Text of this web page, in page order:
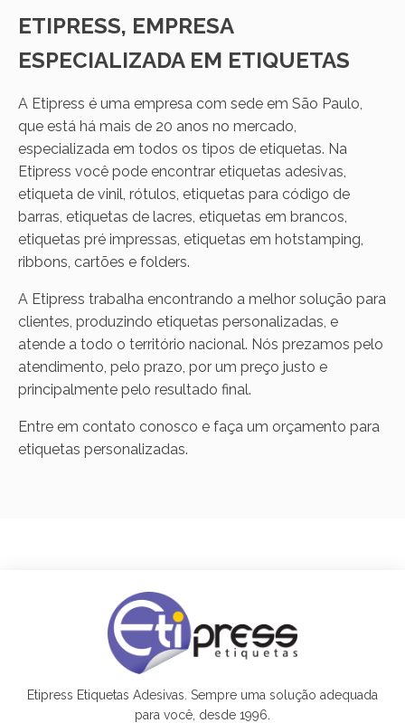
ETIPRESS, EMPRESA
ESPECIALIZADA EM ETIQUETAS
A Etipress é uma empresa com sede em São Paulo,
que está há mais de 20 anos no mercado,
especializada em todos os tipos de etiquetas. Na
Etipress você pode encontrar etiquetas adesivas,
etiqueta de vinil, rótulos, etiquetas para código de
barras, etiquetas de lacres, etiquetas em brancos,
etiquetas pré impressas, etiquetas em hotstamping,
ribbons, cartões e folders.
A Etipress trabalha encontrando a melhor solução para
clientes, produzindo etiquetas personalizadas, e
atende a todo o território nacional. Nós prezamos pelo
atendimento, pelo prazo, por um preço justo e
principalmente pelo resultado final.
Entre em contato conosco e faça um orçamento para
etiquetas personalizadas.
Etipress Etiquetas Adesivas. Sempre uma solução adequada
para você, desde 1996.